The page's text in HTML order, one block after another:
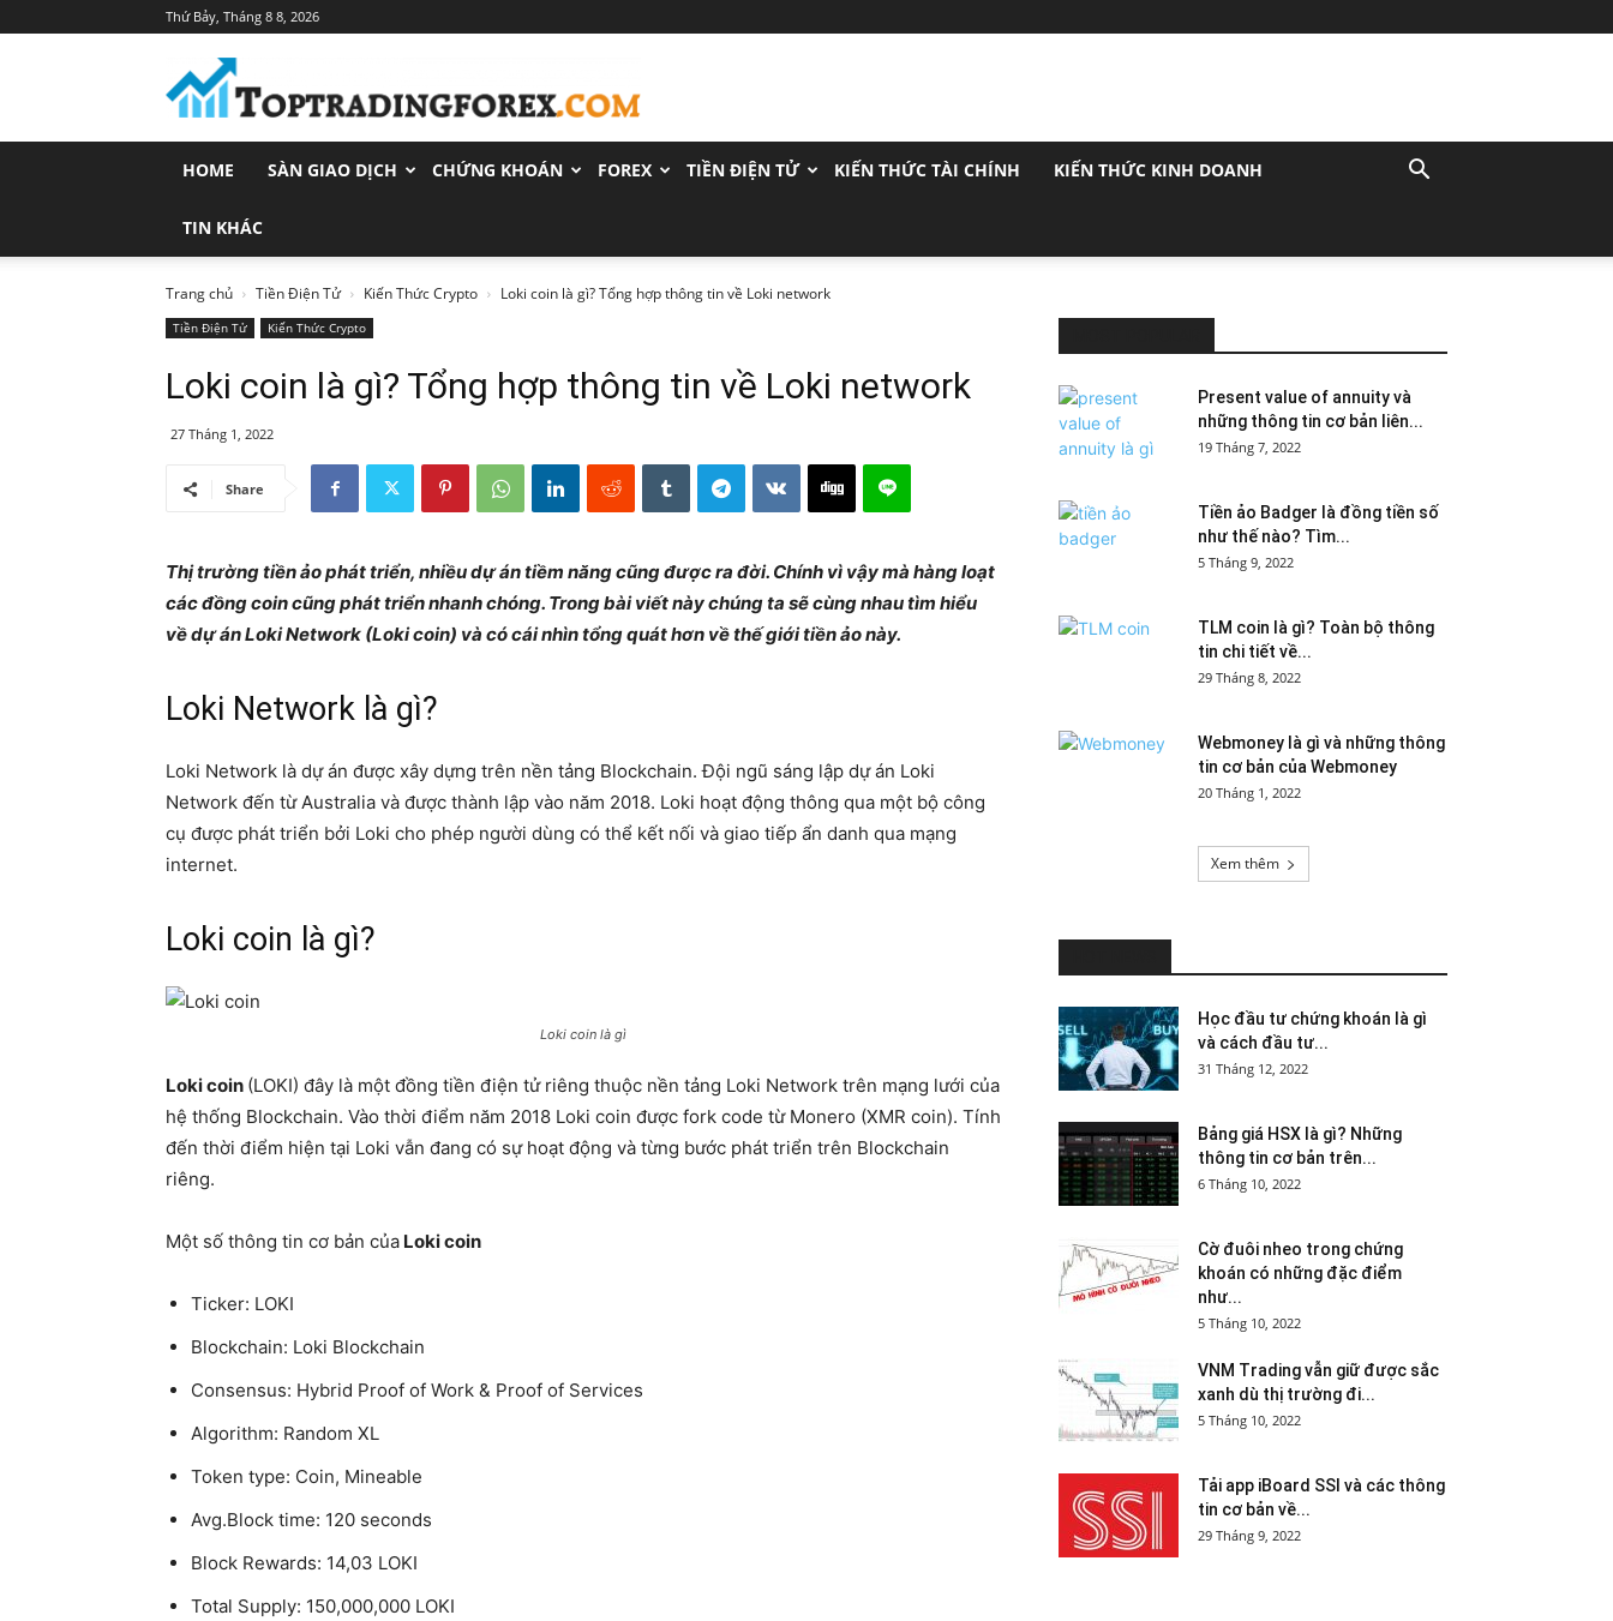
Thứ Bảy, Tháng 8 8, 2026
Trang
Tin
Tức
Đầu
HOME SÀN GIAO DỊCH CHỨNG KHOÁN FOREX TIỀN ĐIỆN TỬ KIẾN THỨC TÀI CHÍNH KIẾN THỨC KINH DOANH
TIN KHÁC
Trang chủ Tiền Điện Tử Kiến Thức Crypto Loki coin là gì? Tổng hợp thông tin về Loki network
Tiền Điện Tử Kiến Thức Crypto
Loki coin là gì? Tổng hợp thông tin về Loki network
27 Tháng 1, 2022
Share
Thị trường tiền ảo phát triển, nhiều dự án tiềm năng cũng được ra đời. Chính vì vậy mà hàng loạt
các đồng coin cũng phát triển nhanh chóng. Trong bài viết này chúng ta sẽ cùng nhau tìm hiểu
về dự án Loki Network (Loki coin) và có cái nhìn tổng quát hơn về thế giới tiền ảo này.
Loki Network là gì?
Loki Network là dự án được xây dựng trên nền tảng Blockchain. Đội ngũ sáng lập dự án Loki
Network đến từ Australia và được thành lập vào năm 2018. Loki hoạt động thông qua một bộ công
cụ được phát triển bởi Loki cho phép người dùng có thể kết nối và giao tiếp ẩn danh qua mạng
internet.
Loki coin là gì?
Loki coin là gì
Loki coin (LOKI) đây là một đồng tiền điện tử riêng thuộc nền tảng Loki Network trên mạng lưới của
hệ thống Blockchain. Vào thời điểm năm 2018 Loki coin được fork code từ Monero (XMR coin). Tính
đến thời điểm hiện tại Loki vẫn đang có sự hoạt động và từng bước phát triển trên Blockchain
riêng.
Một số thông tin cơ bản của Loki coin
Ticker: LOKI
Blockchain: Loki Blockchain
Consensus: Hybrid Proof of Work & Proof of Services
Algorithm: Random XL
Token type: Coin, Mineable
Avg.Block time: 120 seconds
Block Rewards: 14,03 LOKI
Total Supply: 150,000,000 LOKI
Present value of annuity và
những thông tin cơ bản liên...
19 Tháng 7, 2022
Tiền ảo Badger là đồng tiền số
như thế nào? Tìm...
5 Tháng 9, 2022
TLM coin là gì? Toàn bộ thông
tin chi tiết về...
29 Tháng 8, 2022
Webmoney là gì và những thông
tin cơ bản của Webmoney
20 Tháng 1, 2022
Xem thêm
Học đầu tư chứng khoán là gì
và cách đầu tư...
31 Tháng 12, 2022
Bảng giá HSX là gì? Những
thông tin cơ bản trên...
6 Tháng 10, 2022
Cờ đuôi nheo trong chứng
khoán có những đặc điểm
như...
5 Tháng 10, 2022
VNM Trading vẫn giữ được sắc
xanh dù thị trường đi...
5 Tháng 10, 2022
Tải app iBoard SSI và các thông
tin cơ bản về...
29 Tháng 9, 2022